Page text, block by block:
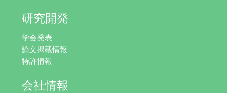
研究開発
学会発表
論文掲載情報
特許情報
会社情報